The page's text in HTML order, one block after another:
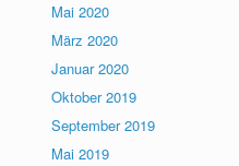
Mai 2020
März 2020
Januar 2020
Oktober 2019
September 2019
Mai 2019